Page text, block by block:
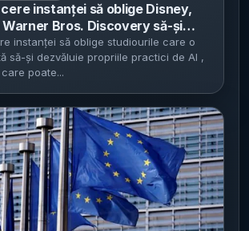
instanței să oblige Disney,
Warner Bros. Discovery să-și
internă a AI - miza: acces
și modele în procesul de
instanței să oblige studiourile care o
să-și dezvăluie propriile practici de AI ,
poate...